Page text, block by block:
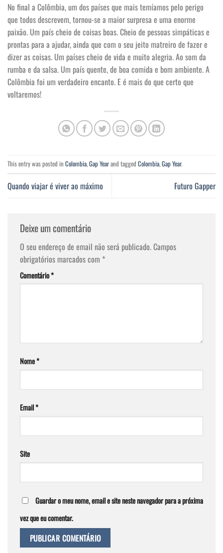
No final a Colômbia, um dos países que mais temíamos pelo perigo
que todos descrevem, tornou-se a maior surpresa e uma enorme
paixão. Um país cheio de coisas boas. Cheio de pessoas simpáticas e
prontas para a ajudar, ainda que com o seu jeito matreiro de fazer e
dizer as coisas. Um países cheio de vida e muito alegria. Ao som da
rumba e da salsa. Um país quente, de boa comida e bom ambiente. A
Colômbia foi um verdadeiro encanto. E é mais do que certo que
voltaremos!
This entry was posted in Colombia,Gap Yearand tagged Colombia,Gap Year.
Quando viajar é viver ao máximo Futuro Gapper
Deixe um comentário
O seu endereço de email não será publicado.Campos
obrigatórios marcados com *
Comentário*
Nome*
Email*
Site
Guardar o meu nome, email e site neste navegador para a próxima
vez que eu comentar.